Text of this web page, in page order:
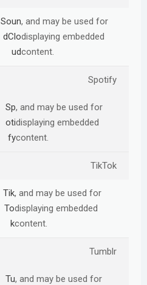
Soun
dClo
ud
, and may be used for
displaying embedded
content.
Spotify
Sp
oti
fy
, and may be used for
displaying embedded
content.
TikTok
Tik
To
k
, and may be used for
displaying embedded
content.
Tumblr
Tu, and may be used for